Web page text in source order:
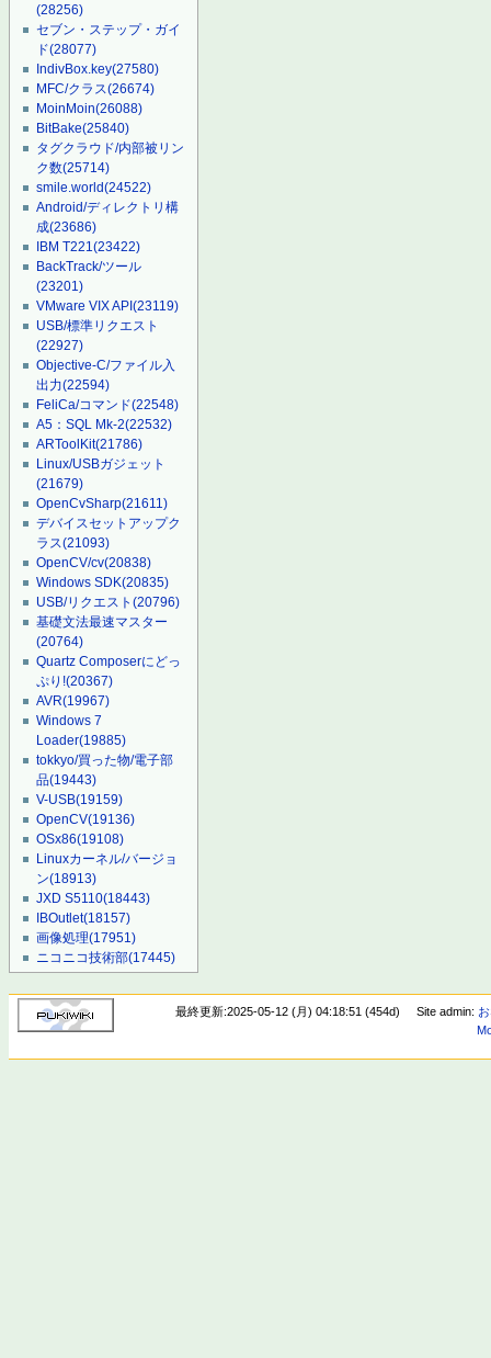
(28256)
セブン・ステップ・ガイ
ド(28077)
IndivBox.key(27580)
MFC/クラス(26674)
MoinMoin(26088)
BitBake(25840)
タグクラウド/内部被リン
ク数(25714)
smile.world(24522)
Android/ディレクトリ構
成(23686)
IBM T221(23422)
BackTrack/ツール
(23201)
VMware VIX API(23119)
USB/標準リクエスト
(22927)
Objective-C/ファイル入
出力(22594)
FeliCa/コマンド(22548)
A5：SQL Mk-2(22532)
ARToolKit(21786)
Linux/USBガジェット
(21679)
OpenCvSharp(21611)
デバイスセットアップク
ラス(21093)
OpenCV/cv(20838)
Windows SDK(20835)
USB/リクエスト(20796)
基礎文法最速マスター
(20764)
Quartz Composerにどっ
ぷり!(20367)
AVR(19967)
Windows 7
Loader(19885)
tokkyo/買った物/電子部
品(19443)
V-USB(19159)
OpenCV(19136)
OSx86(19108)
Linuxカーネル/バージョ
ン(18913)
JXD S5110(18443)
IBOutlet(18157)
画像処理(17951)
ニコニコ技術部(17445)
最終更新:2025-05-12 (月) 04:18:51 (454d) Site admin: